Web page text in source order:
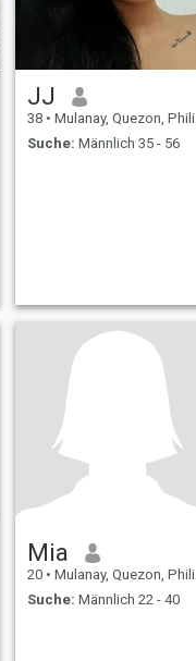
JJ
38 • Mulanay, Quezon, Philippinen
Suche: Männlich 35 - 56
Mia
20 • Mulanay, Quezon, Philippinen
Suche: Männlich 22 - 40